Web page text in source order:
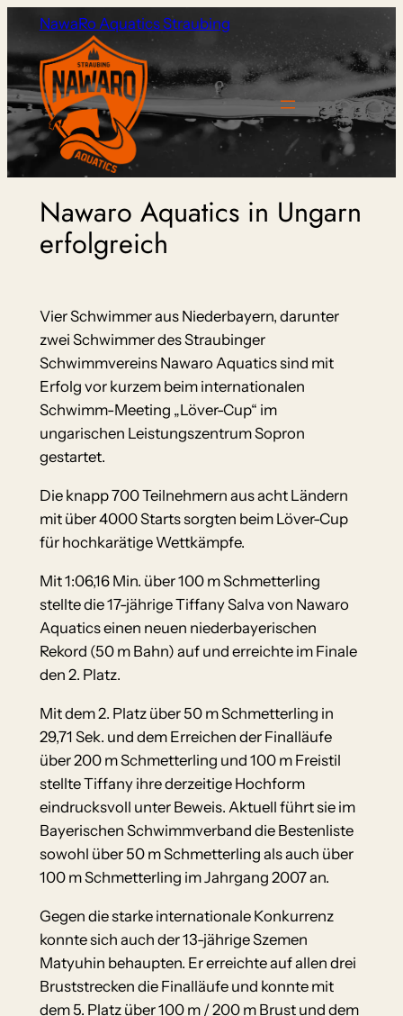
springen
NawaRo Aquatics Straubing
Nawaro Aquatics in Ungarn
erfolgreich
Vier Schwimmer aus Niederbayern, darunter
zwei Schwimmer des Straubinger
Schwimmvereins Nawaro Aquatics sind mit
Erfolg vor kurzem beim internationalen
Schwimm-Meeting „Löver-Cup“ im
ungarischen Leistungszentrum Sopron
gestartet.
Die knapp 700 Teilnehmern aus acht Ländern
mit über 4000 Starts sorgten beim Löver-Cup
für hochkarätige Wettkämpfe.
Mit 1:06,16 Min. über 100 m Schmetterling
stellte die 17-jährige Tiffany Salva von Nawaro
Aquatics einen neuen niederbayerischen
Rekord (50 m Bahn) auf und erreichte im Finale
den 2. Platz.
Mit dem 2. Platz über 50 m Schmetterling in
29,71 Sek. und dem Erreichen der Finalläufe
über 200 m Schmetterling und 100 m Freistil
stellte Tiffany ihre derzeitige Hochform
eindrucksvoll unter Beweis. Aktuell führt sie im
Bayerischen Schwimmverband die Bestenliste
sowohl über 50 m Schmetterling als auch über
100 m Schmetterling im Jahrgang 2007 an.
Gegen die starke internationale Konkurrenz
konnte sich auch der 13-jährige Szemen
Matyuhin behaupten. Er erreichte auf allen drei
Bruststrecken die Finalläufe und konnte mit
dem 5. Platz über 100 m / 200 m Brust und dem